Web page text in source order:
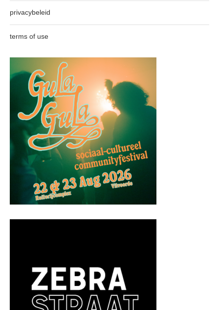
privacybeleid
terms of use